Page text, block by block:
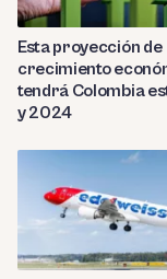
Esta proyección de
crecimiento
tendrá Colombia
y 2024